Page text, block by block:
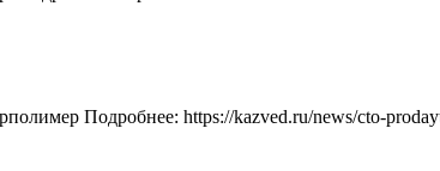
Подробнее: https://kazved.ru/news/cto-